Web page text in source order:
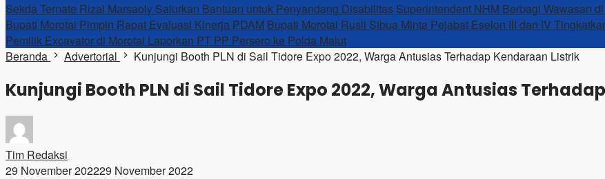
Sekda Ternate Rizal Marsaoly Salurkan Bantuan untuk Penyandang Disabilitas Superintendent NHM Berbagi Wawasan
Bupati Morotai Pimpin Rapat Evaluasi Kinerja PDAM Bupati Morotai Rusli Sibua Minta Pejabat Eselon III dan IV
Pemilik Excavator di Morotai Laporkan PT PP Persero ke Polda Malut
Beranda
Advertorial Kunjungi Booth PLN di Sail Tidore Expo 2022, Warga Antusias Terhadap Kendaraan Listrik
Kunjungi Booth PLN di Sail Tidore Expo 2022, Warga Antusias
Tim Redaksi
29 November 202229 November 2022